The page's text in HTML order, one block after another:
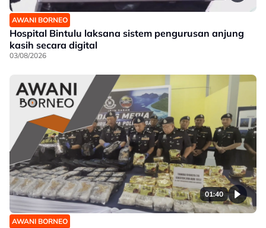
AWANI BORNEO
Hospital Bintulu laksana sistem pengurusan anjung
kasih secara digital
03/08/2026
01:40
AWANI BORNEO